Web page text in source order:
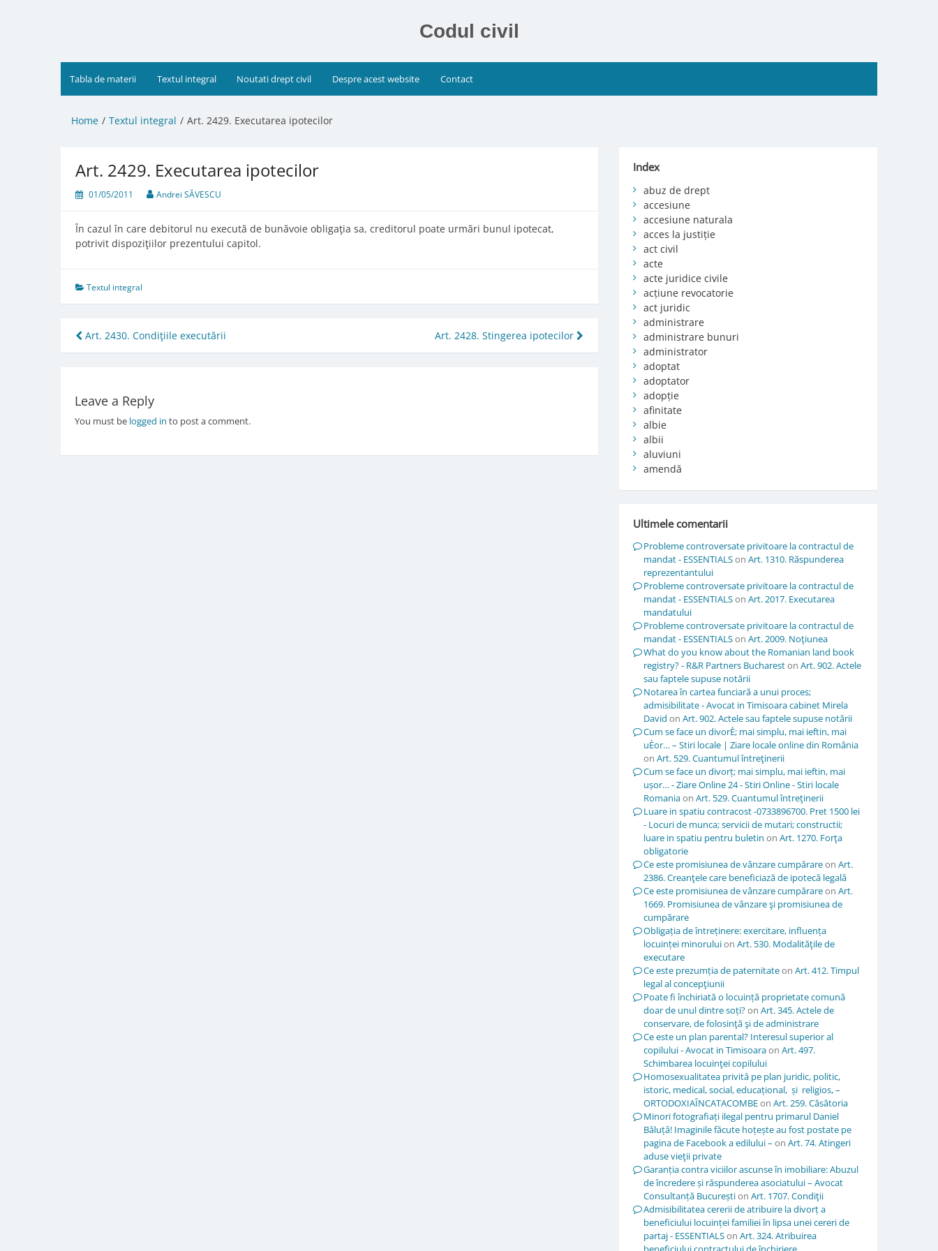
Codul civil
Tabla de materii Textul integral Noutati drept civil Despre acest website Contact
Home Textul integral Art. 2429. Executarea ipotecilor
Art. 2429. Executarea ipotecilor
01/05/2011 Andrei SĂVESCU
În cazul în care debitorul nu execută de bunăvoie obligaţia sa, creditorul poate urmări bunul ipotecat,
potrivit dispoziţiilor prezentului capitol.
Textul integral
Post
navigation
Art. 2430. Condiţiile executării Art. 2428. Stingerea ipotecilor
Leave a Reply
You must be logged in to post a comment.
Index
abuz de drept
accesiune
accesiune naturala
acces la justiție
act civil
acte
acte juridice civile
acțiune revocatorie
act juridic
administrare
administrare bunuri
administrator
adoptat
adoptator
adopție
afinitate
albie
albii
aluviuni
amendă
Ultimele comentarii
Probleme controversate privitoare la contractul de
mandat - ESSENTIALSon Art. 1310. Răspunderea
reprezentantului
Probleme controversate privitoare la contractul de
mandat - ESSENTIALSon Art. 2017. Executarea
mandatului
Probleme controversate privitoare la contractul de
mandat - ESSENTIALSon Art. 2009. Noţiunea
What do you know about the Romanian land book
registry? - R&R Partners Buchareston Art. 902. Actele
sau faptele supuse notării
Notarea în cartea funciară a unui proces;
admisibilitate - Avocat in Timisoara cabinet Mirela
David on Art. 902. Actele sau faptele supuse notării
Cum se face un divorÈ; mai simplu, mai ieftin, mai
uÈor… – Stiri locale | Ziare locale online din România
on Art. 529. Cuantumul întreţinerii
Cum se face un divorț; mai simplu, mai ieftin, mai
ușor… - Ziare Online 24 - Stiri Online - Stiri locale
Romaniaon Art. 529. Cuantumul întreţinerii
Luare in spatiu contracost -0733896700. Pret 1500 lei
- Locuri de munca; servicii de mutari; constructii;
luare in spatiu pentru buletin on Art. 1270. Forţa
obligatorie
Ce este promisiunea de vânzare cumpărareon Art.
2386. Creanţele care beneficiază de ipotecă legală
Ce este promisiunea de vânzare cumpărareon Art.
1669. Promisiunea de vânzare şi promisiunea de
cumpărare
Obligația de întreținere: exercitare, influența
locuinței minoruluion Art. 530. Modalităţile de
executare
Ce este prezumția de paternitateon Art. 412. Timpul
legal al concepţiunii
Poate fi închiriată o locuință proprietate comună
doar de unul dintre soți?on Art. 345. Actele de
conservare, de folosinţă şi de administrare
Ce este un plan parental? Interesul superior al
copilului - Avocat in Timisoaraon Art. 497.
Schimbarea locuinţei copilului
Homosexualitatea privită pe plan juridic, politic,
istoric, medical, social, educațional, și religios, –
ORTODOXIAÎNCATACOMBEon Art. 259. Căsătoria
Minori fotografiați ilegal pentru primarul Daniel
Băluță! Imaginile făcute hoțește au fost postate pe
pagina de Facebook a edilului – on Art. 74. Atingeri
aduse vieţii private
Garanția contra viciilor ascunse în imobiliare: Abuzul
de încredere și răspunderea asociatului – Avocat
Consultanță Bucureștion Art. 1707. Condiţii
Admisibilitatea cererii de atribuire la divorț a
beneficiului locuinței familiei în lipsa unei cereri de
partaj - ESSENTIALSon Art. 324. Atribuirea